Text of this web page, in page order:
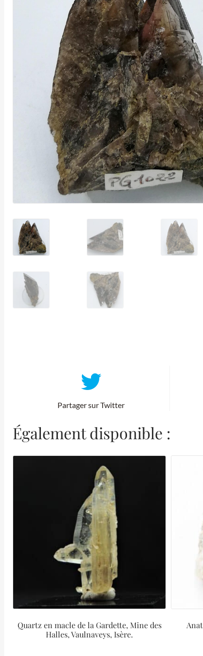
Partager sur Twitter
Également disponible :
Quartz en macle de la Gardette, Mine des
Halles, Vaulnaveys, Isère.